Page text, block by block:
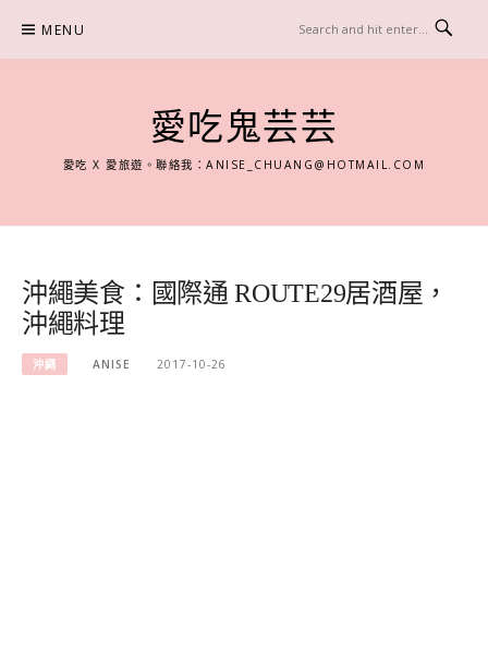
content
MENU
愛吃鬼芸芸
愛吃 X 愛旅遊。聯絡我：ANISE_CHUANG@HOTMAIL.COM
沖繩美食：國際通 ROUTE29居酒屋，
沖繩料理
沖繩 ANISE 2017-10-26